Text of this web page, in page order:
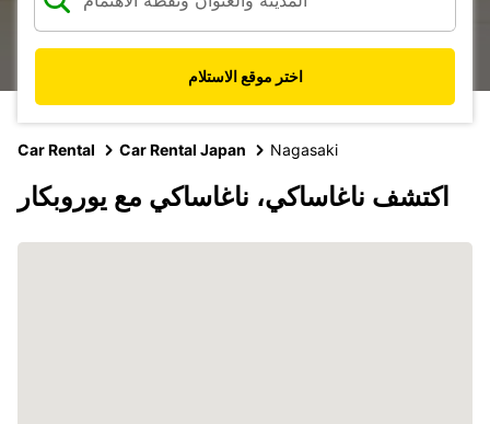
اختر موقع الاستلام
Car Rental Car Rental Japan Nagasaki
اكتشف ناغاساكي، ناغاساكي مع يوروبكار